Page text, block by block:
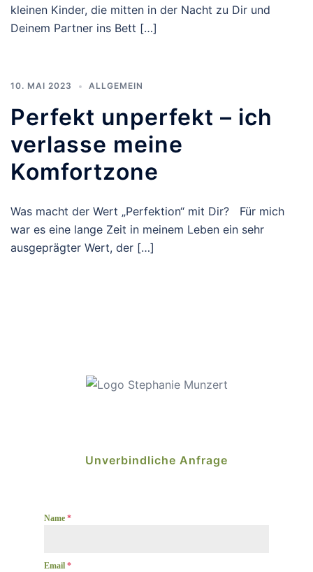
kleinen Kinder, die mitten in der Nacht zu Dir und
Deinem Partner ins Bett […]
10. MAI 2023 ALLGEMEIN
Perfekt unperfekt – ich
verlasse meine
Komfortzone
Was macht der Wert „Perfektion“ mit Dir? Für mich
war es eine lange Zeit in meinem Leben ein sehr
ausgeprägter Wert, der […]
Unverbindliche Anfrage
Name *
Email *